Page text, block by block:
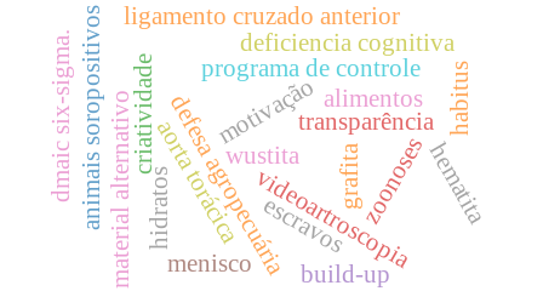
transparência
aorta torácica
criatividade
material alternativo motivação
zoonoses
defesa agropecuária
programa de controle
animais soropositivos deficiencia cognitiva
wustita
videoartroscopia
ligamento cruzado anterior
menisco
escravos hematita
alimentos
build-up
dmaic six-sigma. grafita
hidratos
habitus